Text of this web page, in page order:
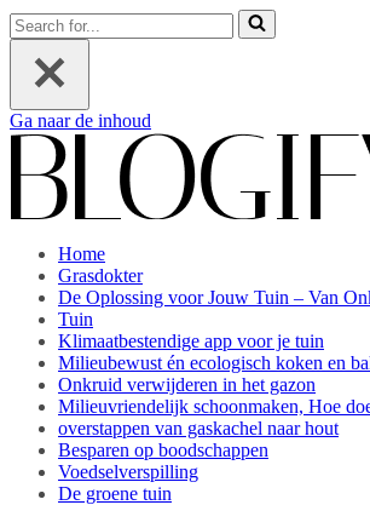
Zoeken
naar...
Ga naar de inhoud
Home
Grasdokter
De Oplossing voor Jouw Tuin – Van
Tuin
Klimaatbestendige app voor je tuin
Milieubewust én ecologisch koken en
Onkruid verwijderen in het gazon
Milieuvriendelijk schoonmaken, Hoe
overstappen van gaskachel naar hout
Besparen op boodschappen
Voedselverspilling
De groene tuin